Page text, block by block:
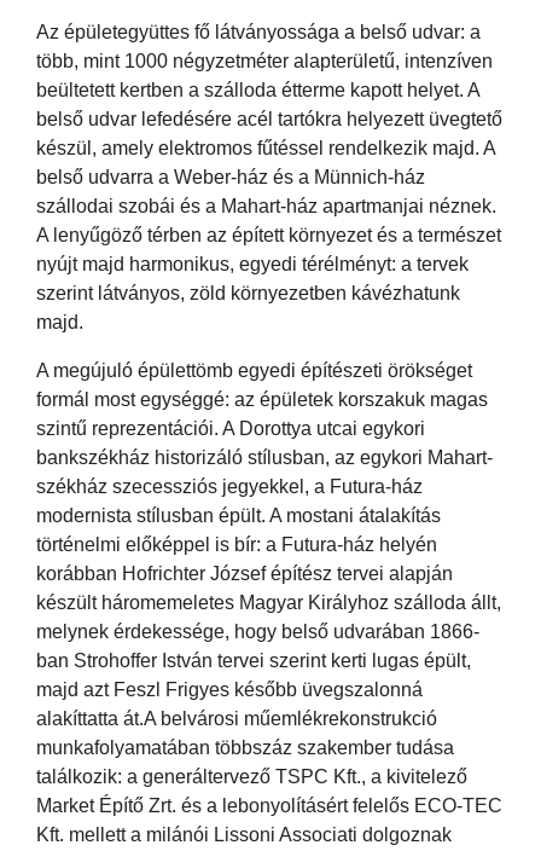
Az épületegyüttes fő látványossága a belső udvar: a
több, mint 1000 négyzetméter alapterületű, intenzíven
beültetett kertben a szálloda étterme kapott helyet. A
belső udvar lefedésére acél tartókra helyezett üvegtető
készül, amely elektromos fűtéssel rendelkezik majd. A
belső udvarra a Weber-ház és a Münnich-ház
szállodai szobái és a Mahart-ház apartmanjai néznek.
A lenyűgöző térben az épített környezet és a természet
nyújt majd harmonikus, egyedi térélményt: a tervek
szerint látványos, zöld környezetben kávézhatunk
majd.
A megújuló épülettömb egyedi építészeti örökséget
formál most egységgé: az épületek korszakuk magas
szintű reprezentációi. A Dorottya utcai egykori
bankszékház historizáló stílusban, az egykori Mahart-
székház szecessziós jegyekkel, a Futura-ház
modernista stílusban épült. A mostani átalakítás
történelmi előképpel is bír: a Futura-ház helyén
korábban Hofrichter József építész tervei alapján
készült háromemeletes Magyar Királyhoz szálloda állt,
melynek érdekessége, hogy belső udvarában 1866-
ban Strohoffer István tervei szerint kerti lugas épült,
majd azt Feszl Frigyes később üvegszalonná
alakíttatta át.A belvárosi műemlékrekonstrukció
munkafolyamatában többszáz szakember tudása
találkozik: a generáltervező TSPC Kft., a kivitelező
Market Építő Zrt. és a lebonyolításért felelős ECO-TEC
Kft. mellett a milánói Lissoni Associati dolgoznak